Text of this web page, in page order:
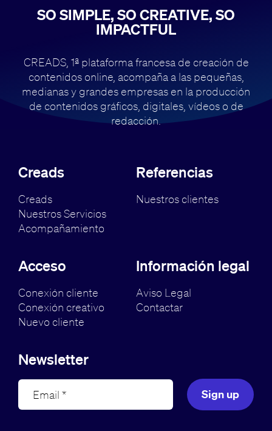
SO SIMPLE, SO CREATIVE, SO
IMPACTFUL
CREADS, 1ª plataforma francesa de creación de
contenidos online, acompaña a las pequeñas,
medianas y grandes empresas en la producción
de contenidosgráficos, digitales, vídeos o de
redacción.
Creads
Creads
Nuestros Servicios
Acompañamiento
Referencias
Nuestros clientes
Acceso
Conexión cliente
Conexión creativo
Nuevo cliente
Información legal
Aviso Legal
Contactar
Newsletter
Sign up